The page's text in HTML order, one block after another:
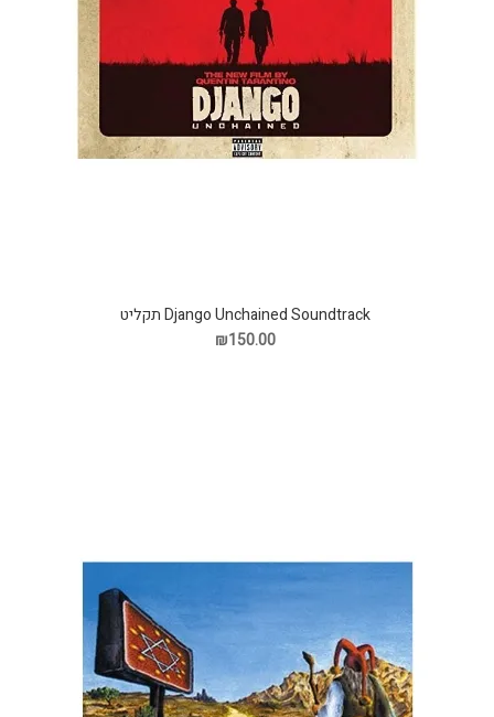
Django Unchained Soundtrack תקליט
₪150.00